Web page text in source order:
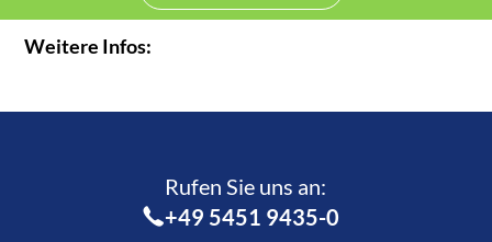
Weitere Infos:
Rufen Sie uns an:­
+49 5451 9435-0